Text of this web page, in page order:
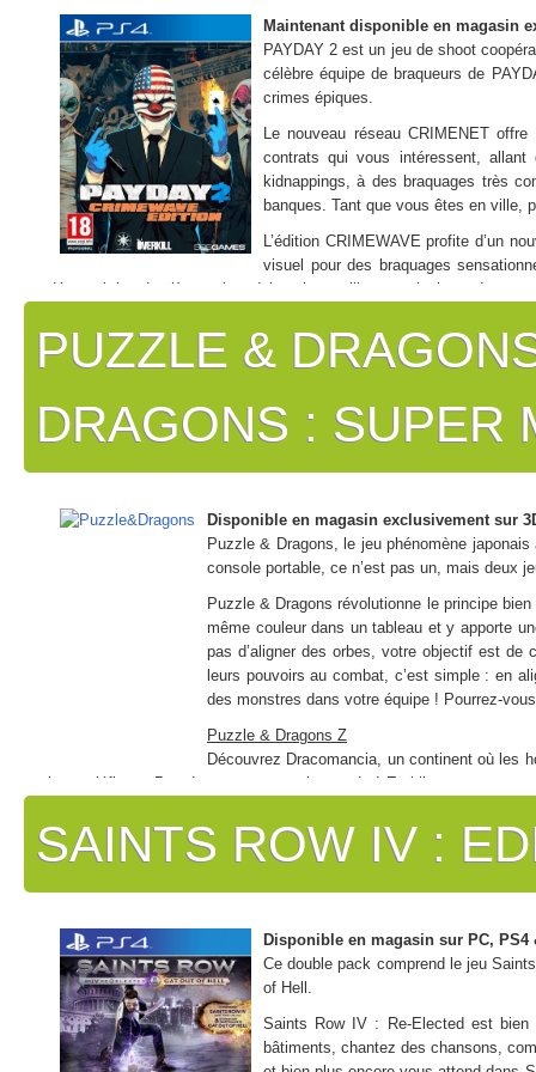
Maintenant disponible en magasin
PAYDAY 2 est un jeu de shoot
célèbre équipe de braqueurs de
crimes épiques.
Le nouveau réseau CRIMENET
contrats qui vous intéressent,
kidnappings, à des braquages très
banques. Tant que vous êtes en ville,
L’édition CRIMEWAVE profite d’un
visuel pour des braquages
découvrir les dernières mises à jour, les meilleures missions, des
– Braquez des banques entre amis mais choisissez bien vos
– Nouvelle fonctionnalité CRIMENET : une base de données des
PUZZLE &
DRAGONS : SUPER
Disponible en magasin exclusivement sur
Puzzle & Dragons, le jeu phénomène
console portable, ce n’est pas un, mais deux
Puzzle & Dragons révolutionne le principe
même couleur dans un tableau et y apporte
pas d’aligner des orbes, votre objectif est
leurs pouvoirs au combat, c’est simple : en
des monstres dans votre équipe ! Pourrez-
Puzzle & Dragons Z
Découvrez Dracomancia, un continent où les
les maléfiques Paradox pour sauver le monde ! Etablissez vos
Puzzle & Dragons : Super Mario Bros. Edition
De mystérieux orbes sont apparus au Royaume Champignon, et
d’incarner Mario et d’utiliser la puissance des orbes pour aller
Points forts :
– La fusion du RPG et du jeu de réflexion match-3
– Deux jeux, une seule cartouche : retrouvez Puzzle & Dragons Z
– Collectez des monstres et des alliés et faites-les évoluer pour
SAINTS ROW IV :
Disponible en magasin sur PC, PS4
Ce double pack comprend le jeu
of Hell.
Saints Row IV : Re-Elected est bien
bâtiments, chantez des chansons,